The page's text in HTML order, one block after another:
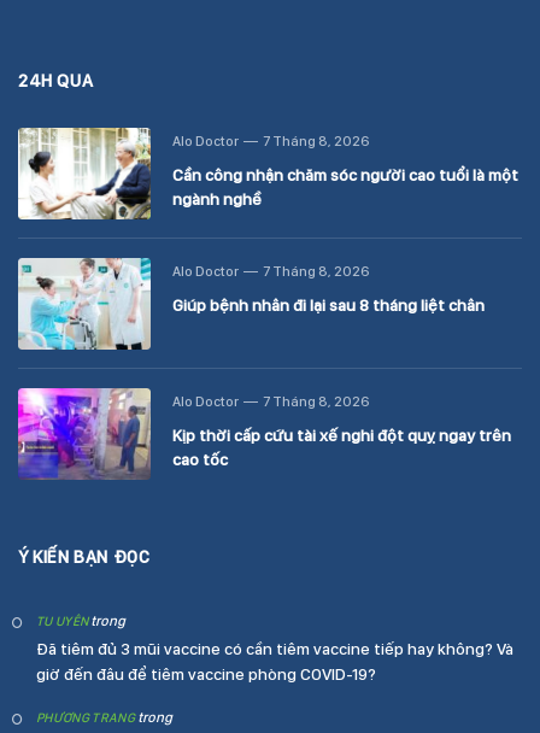
24H QUA
Alo Doctor 7 Tháng 8, 2026
Cần công nhận chăm sóc người cao tuổi là một
ngành nghề
Alo Doctor 7 Tháng 8, 2026
Giúp bệnh nhân đi lại sau 8 tháng liệt chân
Alo Doctor 7 Tháng 8, 2026
Kịp thời cấp cứu tài xế nghi đột quỵ ngay trên
cao tốc
Ý KIẾN BẠN ĐỌC
TU UYÊNtrong
Đã tiêm đủ 3 mũi vaccine có cần tiêm vaccine tiếp hay không? Và
giờ đến đâu để tiêm vaccine phòng COVID-19?
PHƯƠNG TRANGtrong